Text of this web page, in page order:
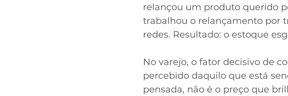
relançou um produto querido
trabalhou o relançamento por
redes. Resultado: o estoque
No varejo, o fator decisivo de
percebido daquilo que está
pensada, não é o preço que